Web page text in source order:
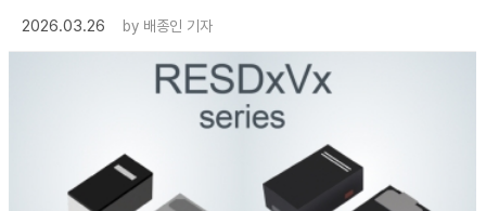
2026.03.26
by 배종인 기자